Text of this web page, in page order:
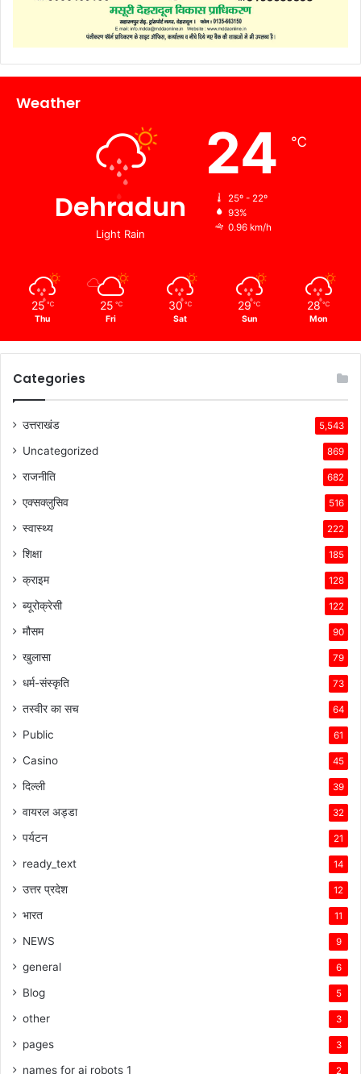
Weather
Dehradun
Light Rain
24 ℃
25º - 22º
93%
0.96 km/h
25 ℃
Thu
25 ℃
Fri
30 ℃
Sat
29 ℃
Sun
28 ℃
Mon
Categories
उत्तराखंड 5,543
Uncategorized 869
राजनीति 682
एक्सक्लुसिव 516
स्वास्थ्य 222
शिक्षा 185
क्राइम 128
ब्यूरोक्रेसी 122
मौसम 90
खुलासा 79
धर्म-संस्कृति 73
तस्वीर का सच 64
Public 61
Casino 45
दिल्ली 39
वायरल अड्डा 32
पर्यटन 21
ready_text 14
उत्तर प्रदेश 12
भारत 11
NEWS 9
general 6
Blog 5
other 3
pages 3
names for ai robots 1 2